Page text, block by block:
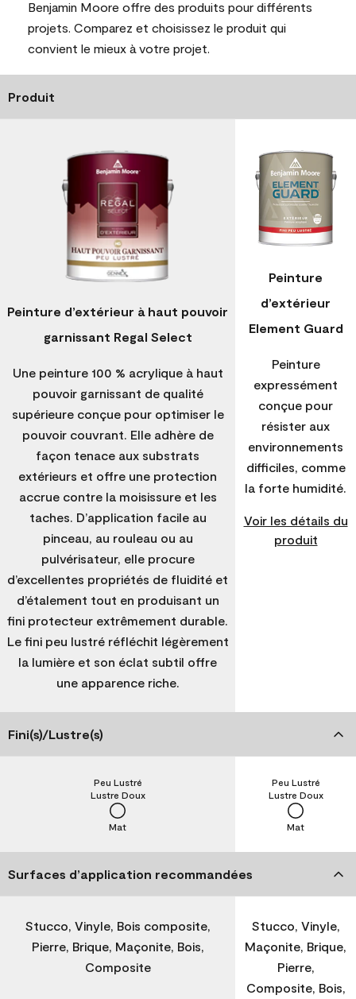
Benjamin Moore offre des produits pour différents
projets. Comparez et choisissez le produit qui
convient le mieux à votre projet.
Produit
Peinture d’extérieur à haut pouvoir
garnissant Regal Select
Une peinture 100 % acrylique à haut
pouvoir garnissant de qualité
supérieure conçue pour optimiser le
pouvoir couvrant. Elle adhère de
façon tenace aux substrats
extérieurs et offre une protection
accrue contre la moisissure et les
taches. D’application facile au
pinceau, au rouleau ou au
pulvérisateur, elle procure
d’excellentes propriétés de fluidité et
d’étalement tout en produisant un
fini protecteur extrêmement durable.
Le fini peu lustré réfléchit légèrement
la lumière et son éclat subtil offre
une apparence riche.
Peinture
d’extérieur
Element Guard
Peinture
expressément
conçue pour
résister aux
environnements
difficiles, comme
la forte humidité.
Voir les détails du
produit
Fini(s)/Lustre(s)
Mat
Lustre Doux
Peu Lustré
Mat
Lustre Doux
Peu Lustré
Surfaces d’application recommandées
Stucco, Vinyle, Bois composite,
Pierre, Brique, Maçonite, Bois,
Composite
Stucco, Vinyle,
Maçonite, Brique,
Pierre,
Composite, Bois,